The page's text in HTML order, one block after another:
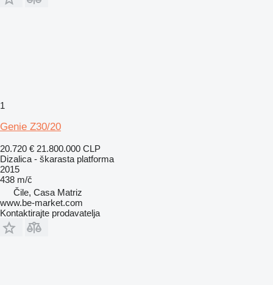
1
Genie Z30/20
20.720 € 21.800.000 CLP
Dizalica - škarasta platforma
2015
438 m/č
Čile, Casa Matriz
www.be-market.com
Kontaktirajte prodavatelja